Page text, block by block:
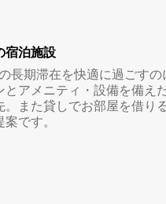
宿⁠泊⁠施⁠設
長期滞在を快適に過ごすの
とアメニティ・設備を備え
。また貸しでお部屋を借り
です。